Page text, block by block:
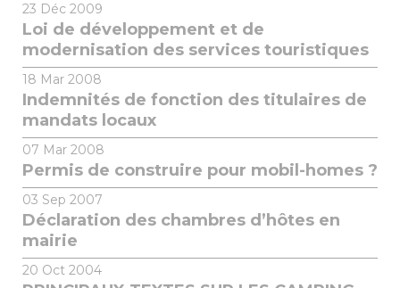
23 Déc 2009
Loi de développement et de
modernisation des services touristiques
18 Mar 2008
Indemnités de fonction des titulaires de
mandats locaux
07 Mar 2008
Permis de construire pour mobil-homes ?
03 Sep 2007
Déclaration des chambres d’hôtes en
mairie
20 Oct 2004